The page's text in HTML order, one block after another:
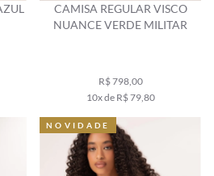
CAMISA REGULAR VISCO
NUANCE VERDE MILITAR
R$ 798,00
10x de R$ 79,80
NOVIDADE